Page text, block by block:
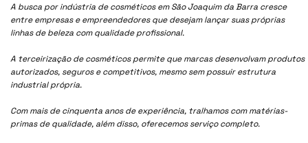
A busca por indústria de cosméticos em São Joaquim da Barra cresce
entre empresas e empreendedores que desejam lançar suas próprias
linhas de beleza com qualidade profissional.
A terceirização de cosméticos permite que marcas desenvolvam produtos
autorizados, seguros e competitivos, mesmo sem possuir estrutura
industrial própria.
Com mais de cinquenta anos de experiência, tralhamos com matérias-
primas de qualidade, além disso, oferecemos serviço completo.